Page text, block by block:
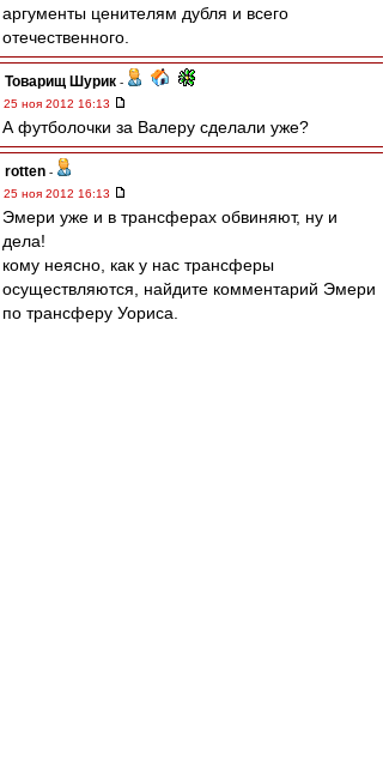
аргументы ценителям дубля и всего
отечественного.
Товарищ Шурик -
25 ноя 2012 16:13
А футболочки за Валеру сделали уже?
rotten -
25 ноя 2012 16:13
Эмери уже и в трансферах обвиняют, ну и
дела!
кому неясно, как у нас трансферы
осуществляются, найдите комментарий Эмери
по трансферу Уориса.